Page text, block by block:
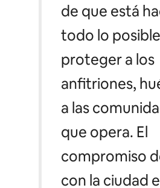
de que está
todo lo
proteger a los
anfitriones,
a las
que opera. El
compromiso
con la ciudad